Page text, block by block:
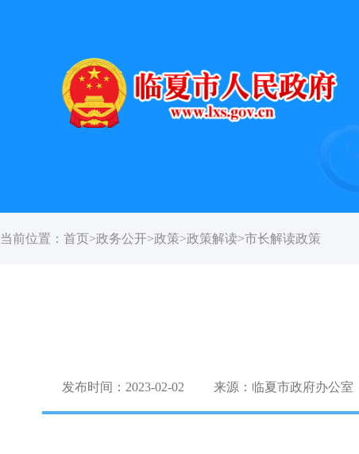
当前位置： 首页>政务公开>政策>政策解读>市长解读政策
发布时间：2023-02-02 来源：临夏市政府办公室